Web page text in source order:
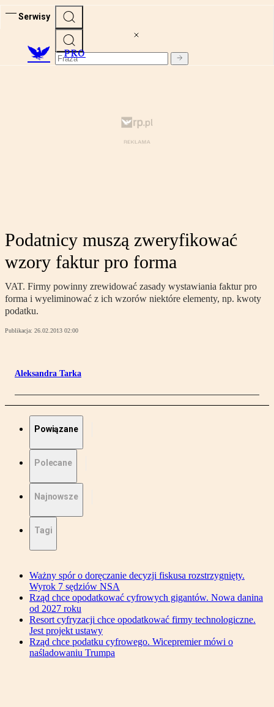
Serwisy
PRO
Podatnicy muszą zweryfikować
wzory faktur pro forma
VAT. Firmy powinny zrewidować zasady wystawiania faktur pro
forma i wyeliminować z ich wzorów niektóre elementy, np. kwoty
podatku.
Publikacja: 26.02.2013 02:00
Aleksandra Tarka
Powiązane
Polecane
Najnowsze
Tagi
Ważny spór o doręczanie decyzji fiskusa rozstrzygnięty.
Wyrok 7 sędziów NSA
Rząd chce opodatkować cyfrowych gigantów. Nowa danina
od 2027 roku
Resort cyfryzacji chce opodatkować firmy technologiczne.
Jest projekt ustawy
Rząd chce podatku cyfrowego. Wicepremier mówi o
naśladowaniu Trumpa